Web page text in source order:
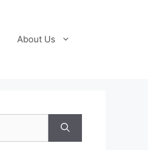
About Us